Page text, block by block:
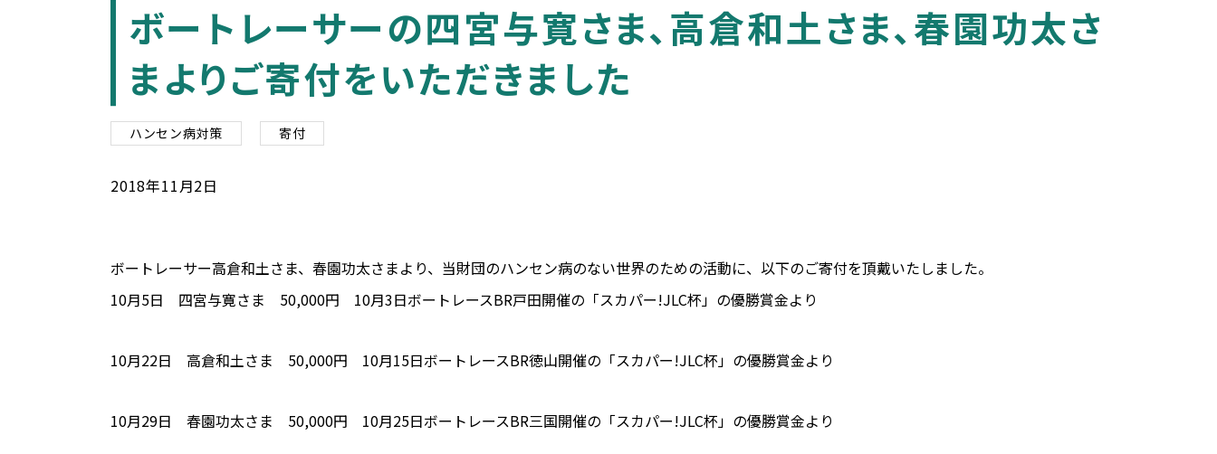
ボートレーサーの四宮与寛さま、高倉和土さま、春園功太さ
まよりご寄付をいただきました
ハンセン病対策 寄付
2018年11月2日
ボートレーサー高倉和土さま、春園功太さまより、当財団のハンセン病のない世界のための活動に、以下のご寄付を頂戴いたしました。
10月5日 四宮与寛さま 50,000円 10月3日ボートレースBR戸田開催の「スカパー!JLC杯」の優勝賞金より
10月22日 高倉和土さま 50,000円 10月15日ボートレースBR徳山開催の「スカパー!JLC杯」の優勝賞金より
10月29日 春園功太さま 50,000円 10月25日ボートレースBR三国開催の「スカパー!JLC杯」の優勝賞金より